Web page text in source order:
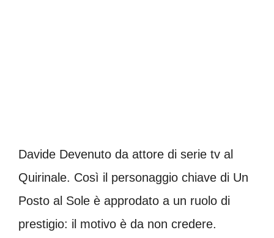
Davide Devenuto da attore di serie tv al
Quirinale. Così il personaggio chiave di Un
Posto al Sole è approdato a un ruolo di
prestigio: il motivo è da non credere.